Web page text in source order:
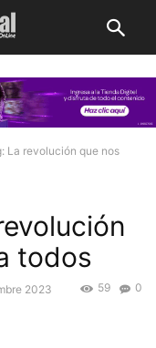
La revolución que nos
todos
2023 0
59